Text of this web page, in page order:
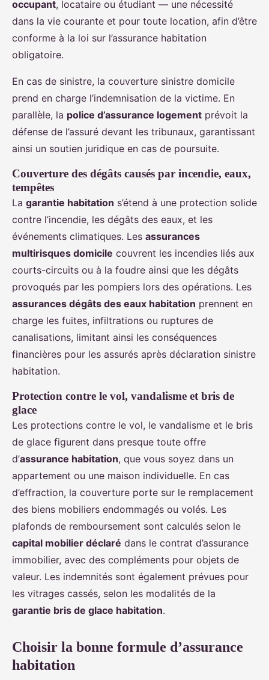
occupant, locataire ou étudiant — une nécessité
dans la vie courante et pour toute location, afin d’être
conforme à la loi sur l’assurance habitation
obligatoire.
En cas de sinistre, la couverture sinistre domicile
prend en charge l’indemnisation de la victime. En
parallèle, la police d’assurance logement prévoit la
défense de l’assuré devant les tribunaux, garantissant
ainsi un soutien juridique en cas de poursuite.
Couverture des dégâts causés par incendie, eaux,
tempêtes
La garantie habitation s’étend à une protection solide
contre l’incendie, les dégâts des eaux, et les
événements climatiques. Les assurances
multirisques domicile couvrent les incendies liés aux
courts-circuits ou à la foudre ainsi que les dégâts
provoqués par les pompiers lors des opérations. Les
assurances dégâts des eaux habitation prennent en
charge les fuites, infiltrations ou ruptures de
canalisations, limitant ainsi les conséquences
financières pour les assurés après déclaration sinistre
habitation.
Protection contre le vol, vandalisme et bris de
glace
Les protections contre le vol, le vandalisme et le bris
de glace figurent dans presque toute offre
d’assurance habitation, que vous soyez dans un
appartement ou une maison individuelle. En cas
d’effraction, la couverture porte sur le remplacement
des biens mobiliers endommagés ou volés. Les
plafonds de remboursement sont calculés selon le
capital mobilier déclaré dans le contrat d’assurance
immobilier, avec des compléments pour objets de
valeur. Les indemnités sont également prévues pour
les vitrages cassés, selon les modalités de la
garantie bris de glace habitation.
Choisir la bonne formule d’assurance
habitation